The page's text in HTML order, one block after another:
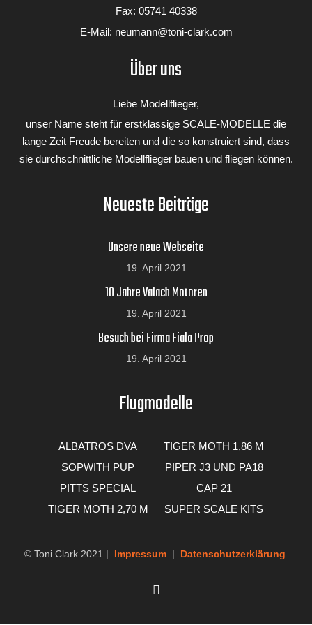
z.B. Valach VM 120 B2-4T.
Projektiert, konstruiert und gezeichnet von Paolo Severin im August
*Auf Anfrage gibt es den Bausatz auch als Piper J3 CUB.
Piper L4 "Grasshopper"
Weitere Optionen
Option: Schwimmbausatz
Modell-Flugzeuge, Motoren & Zubehör
helfen Ihnen gerne weiter!
Fax: 05741 40338
E-Mail: neumann@toni-clark.com
Über uns
Liebe Modellflieger,
unser Name steht für erstklassige SCALE-MODELLE die
lange Zeit Freude bereiten und die so konstruiert sind, dass
sie durchschnittliche Modellflieger bauen und fliegen können.
Neueste Beiträge
Unsere neue Webseite
19. April 2021
10 Jahre Valach Motoren
19. April 2021
Besuch bei Firma Fiala Prop
19. April 2021
Flugmodelle
ALBATROS DVA
SOPWITH PUP
PITTS SPECIAL
TIGER MOTH 2,70 M
TIGER MOTH 1,86 M
PIPER J3 UND PA18
CAP 21
SUPER SCALE KITS
© Toni Clark 2021 | Impressum | Datenschutzerklärung